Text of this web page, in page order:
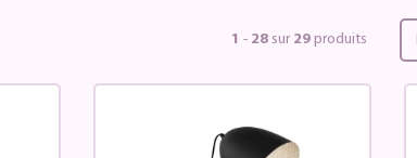
1 - 28 sur 29 produits